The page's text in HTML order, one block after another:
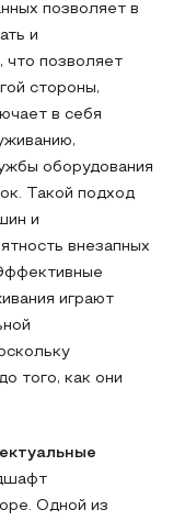
позволяет в
и
что позволяет
стороны,
в себя
оборудования
Такой подход
и
внезапных
играют
того, как они
Одной из